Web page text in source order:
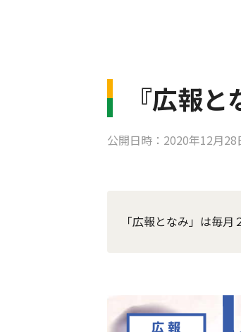
『広報
公開日時：2020年12月28
「広報となみ」は毎